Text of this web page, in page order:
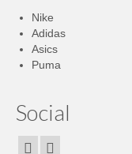
Nike
Adidas
Asics
Puma
Social